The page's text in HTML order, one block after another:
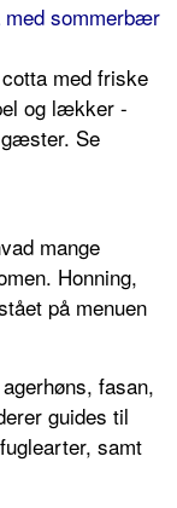
sommerbær
med friske
og lækker -
Se
mange
Honning,
på menuen
fasan,
guides til
samt